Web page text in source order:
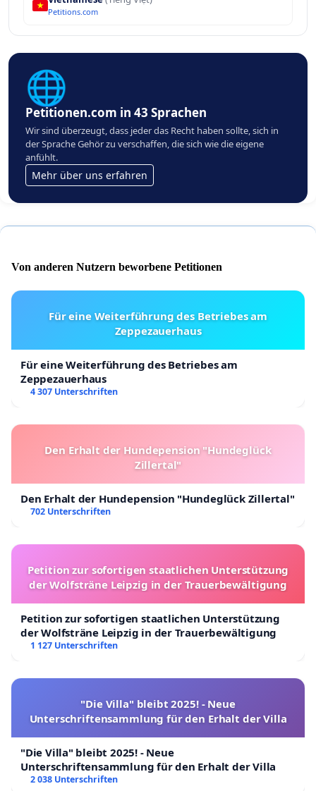
Petitions.com
🌐
Petitionen.com in 43 Sprachen
Wir sind überzeugt, dass jeder das Recht haben sollte, sich in
der Sprache Gehör zu verschaffen, die sich wie die eigene
anfühlt.
Mehr über uns erfahren
Von anderen Nutzern beworbene Petitionen
Für eine Weiterführung des Betriebes am
Zeppezauerhaus
Für eine Weiterführung des Betriebes am
Zeppezauerhaus
4 307 Unterschriften
Den Erhalt der Hundepension "Hundeglück
Zillertal"
Den Erhalt der Hundepension "Hundeglück Zillertal"
702 Unterschriften
Petition zur sofortigen staatlichen Unterstützung
der Wolfsträne Leipzig in der Trauerbewältigung
Petition zur sofortigen staatlichen Unterstützung
der Wolfsträne Leipzig in der Trauerbewältigung
1 127 Unterschriften
"Die Villa" bleibt 2025! - Neue
Unterschriftensammlung für den Erhalt der Villa
"Die Villa" bleibt 2025! - Neue
Unterschriftensammlung für den Erhalt der Villa
2 038 Unterschriften